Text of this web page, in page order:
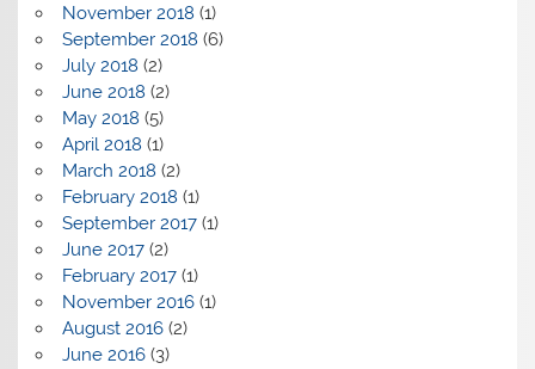
November 2018 (1)
September 2018 (6)
July 2018 (2)
June 2018 (2)
May 2018 (5)
April 2018 (1)
March 2018 (2)
February 2018 (1)
September 2017(1)
June 2017(2)
February 2017(1)
November 2016(1)
August 2016(2)
June 2016(3)